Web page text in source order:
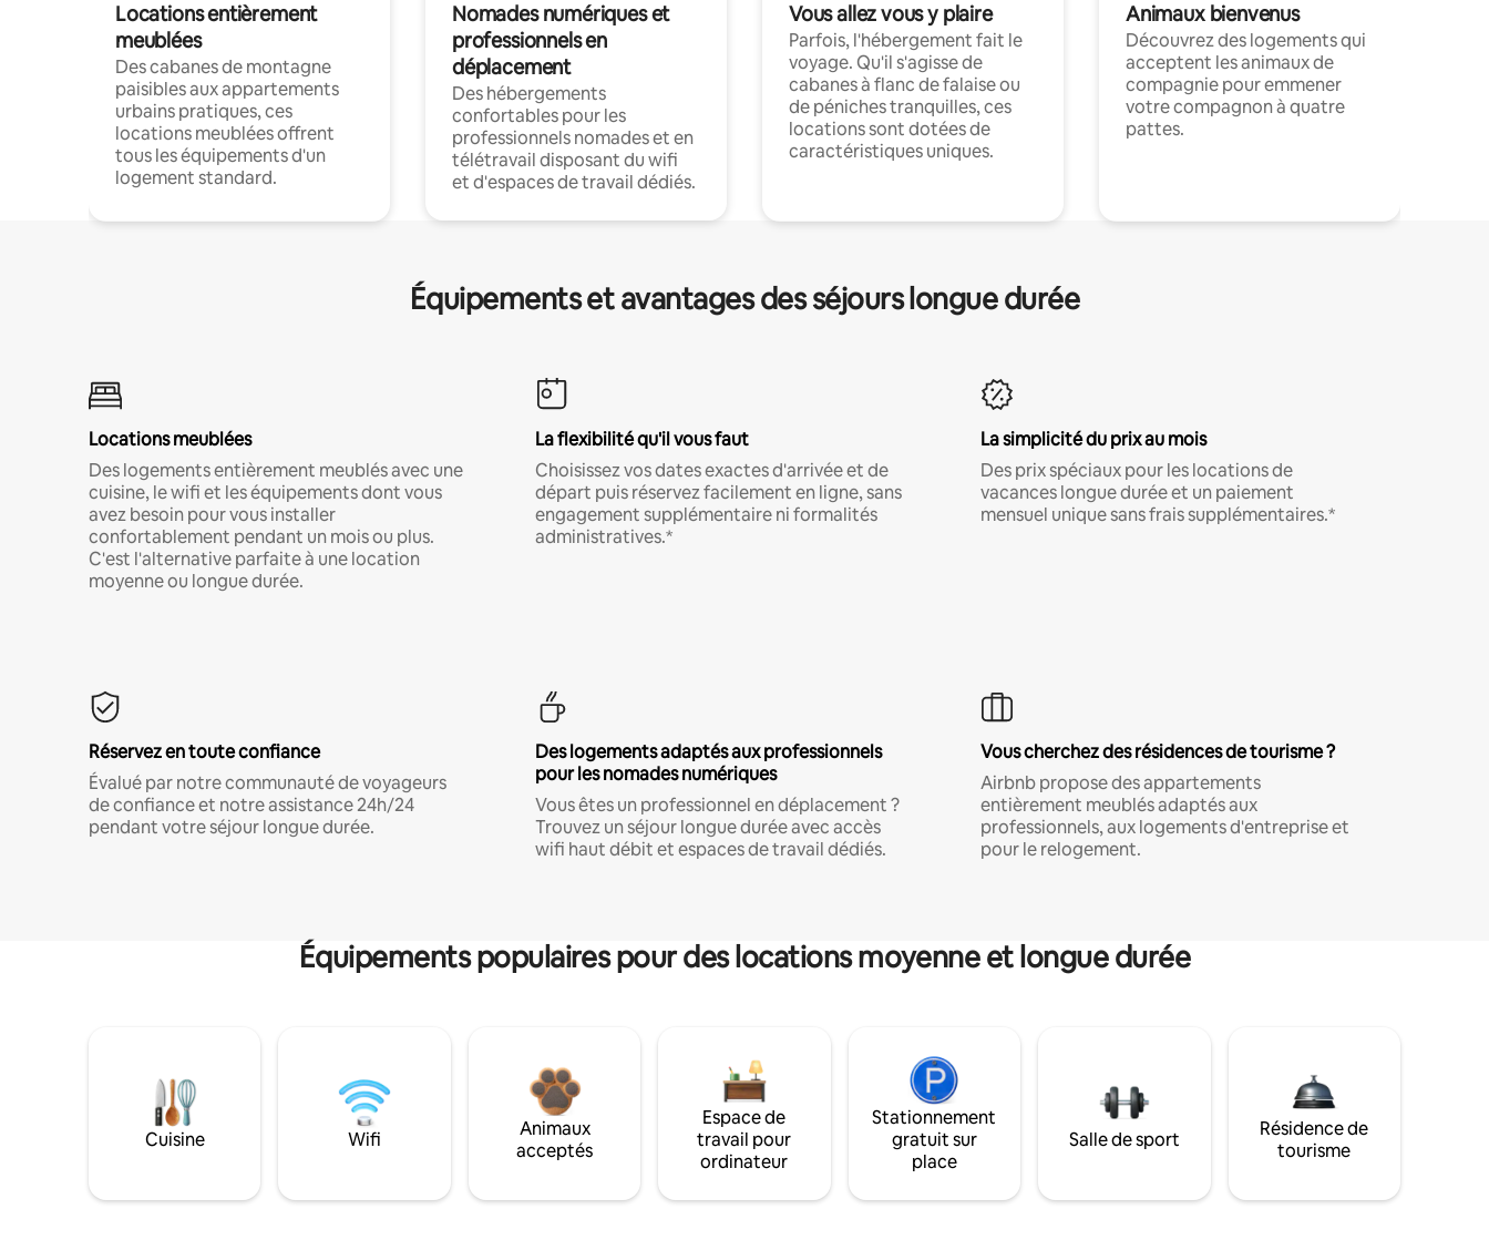
Locations entièrement
meublées
Des cabanes de montagne
paisibles aux appartements
urbains pratiques, ces
locations meublées offrent
tous les équipements d'un
logement standard.
Nomades numériques et
professionnels en
déplacement
Des hébergements
confortables pour les
professionnels nomades et en
télétravail disposant du wifi
et d'espaces de travail dédiés.
Vous allez vous y plaire
Parfois, l'hébergement fait le
voyage. Qu'il s'agisse de
cabanes à flanc de falaise ou
de péniches tranquilles, ces
locations sont dotées de
caractéristiques uniques.
Animaux bienvenus
Découvrez des logements qui
acceptent les animaux de
compagnie pour emmener
votre compagnon à quatre
pattes.
Équipements et avantages des séjours longue durée
Locations meublées
Des logements entièrement meublés avec une
cuisine, le wifi et les équipements dont vous
avez besoin pour vous installer
confortablement pendant un mois ou plus.
C'est l'alternative parfaite à une location
moyenne ou longue durée.
La flexibilité qu'il vous faut
Choisissez vos dates exactes d'arrivée et de
départ puis réservez facilement en ligne, sans
engagement supplémentaire ni formalités
administratives.*
La simplicité du prix au mois
Des prix spéciaux pour les locations de
vacances longue durée et un paiement
mensuel unique sans frais supplémentaires.*
Réservez en toute confiance
Évalué par notre communauté de voyageurs
de confiance et notre assistance 24h/24
pendant votre séjour longue durée.
Des logements adaptés aux professionnels
pour les nomades numériques
Vous êtes un professionnel en déplacement ?
Trouvez un séjour longue durée avec accès
wifi haut débit et espaces de travail dédiés.
Vous cherchez des résidences de tourisme ?
Airbnb propose des appartements
entièrement meublés adaptés aux
professionnels, aux logements d'entreprise et
pour le relogement.
Équipements populaires pour des locations moyenne et longue durée
Cuisine Wifi
Animaux
acceptés
Espace de
travail pour
ordinateur
Stationnement
gratuit sur
place
Salle de sport
Résidence de
tourisme